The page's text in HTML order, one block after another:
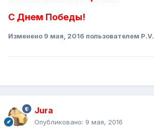
С Днем Победы!
Изменено 9 мая, 2016 пользователем P.V.
Jura
Опубликовано: 9 мая, 2016